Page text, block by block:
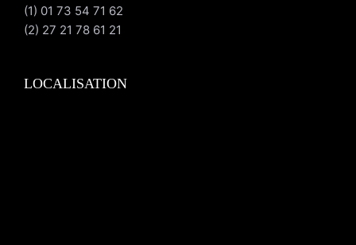
(1) 01 73 54 71 62
(2) 27 21 78 61 21
LOCALISATION